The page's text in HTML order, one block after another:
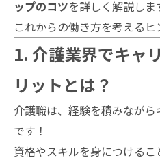
ップのコツを詳しく解説しま
これからの働き方を考える
1. 介護業界でキャ
リットとは？
介護職は、経験を積みなが
です！
資格やスキルを身につける